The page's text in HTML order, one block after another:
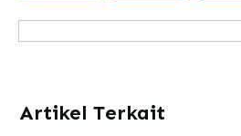
Artikel Terkait